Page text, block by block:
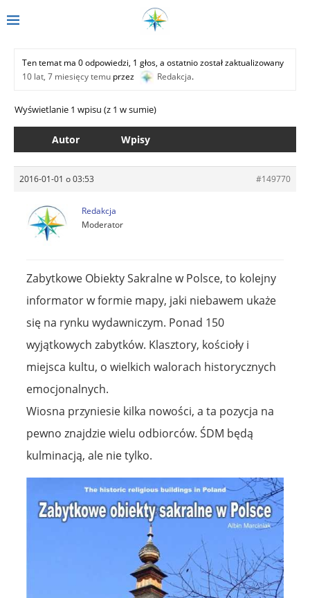
Ten temat ma 0 odpowiedzi, 1 głos, a ostatnio został zaktualizowany
10 lat, 7 miesięcy temu przez Redakcja.
Wyświetlanie 1 wpisu (z 1 w sumie)
Autor Wpisy
2016-01-01 o 03:53 #149770
Redakcja
Moderator
Zabytkowe Obiekty Sakralne w Polsce, to kolejny
informator w formie mapy, jaki niebawem ukaże
się na rynku wydawniczym. Ponad 150
wyjątkowych zabytków. Klasztory, kościoły i
miejsca kultu, o wielkich walorach historycznych
emocjonalnych.
Wiosna przyniesie kilka nowości, a ta pozycja na
pewno znajdzie wielu odbiorców. ŚDM będą
kulminacją, ale nie tylko.